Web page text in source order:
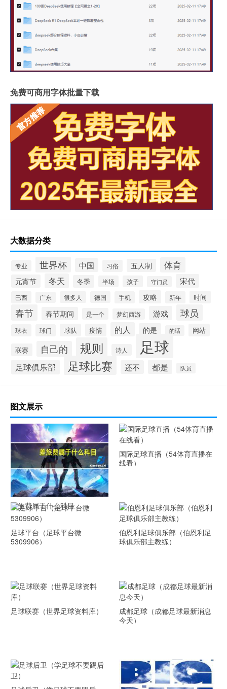
免费可商用字体批量下载
大数据分类
专业 世界杯 中国 习俗 五人制 体育
元宵节 冬天 冬季 半场 孩子 守门员 宋代
巴西 广东 很多人 德国 手机 攻略 新年 时间
春节 春节期间 是一个 梦幻西游 游戏 球员
球衣 球门 球队 疫情 的人 的是 的话 网站
联赛 自己的 规则 诗人 足球
足球俱乐部 足球比赛 还不 都是 队员
图文展示
差旅费属于什么科目
国际足球直播（54体育直播在
线看）
足球平台（足球平台微
5309906）
伯恩利足球俱乐部（伯恩利足
球俱乐部主教练）
足球联赛（世界足球资料库）
成都足球（成都足球最新消息
今天）